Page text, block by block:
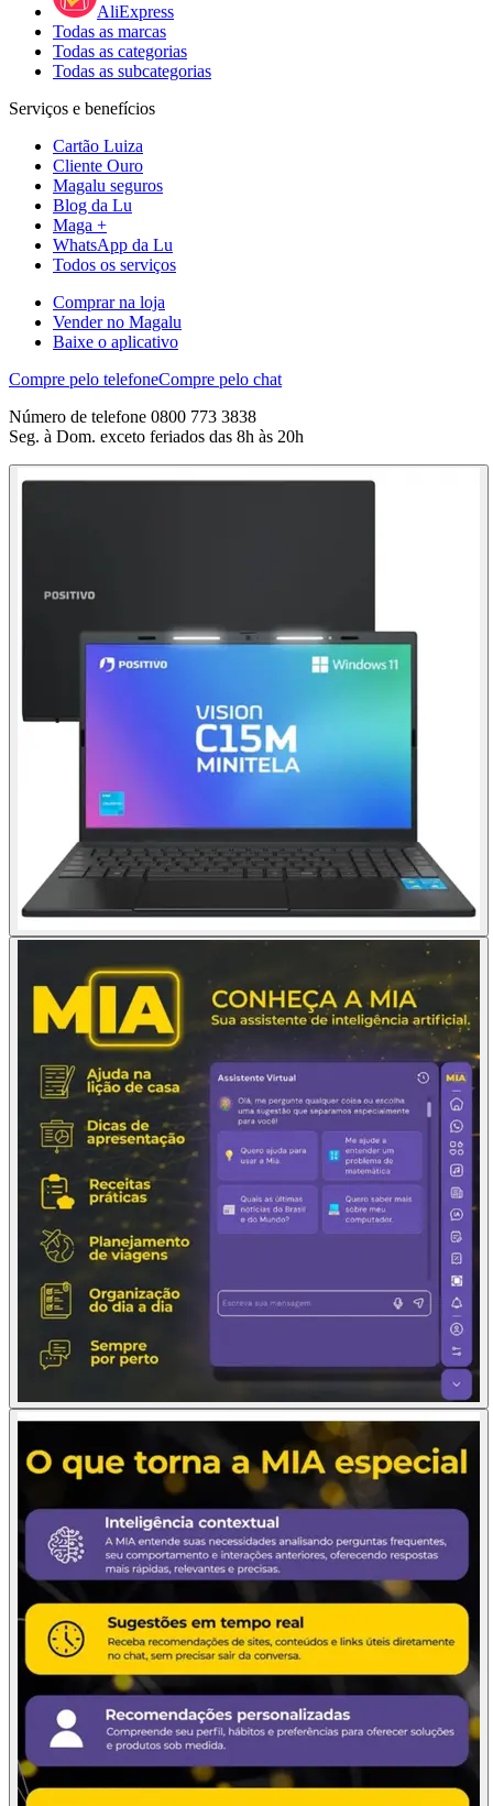
AliExpress
Todas as marcas
Todas as categorias
Todas as subcategorias
Serviços e benefícios
Cartão Luiza
Cliente Ouro
Magalu seguros
Blog da Lu
Maga +
WhatsApp da Lu
Todos os serviços
Comprar na loja
Vender no Magalu
Baixe o aplicativo
Compre pelo telefoneCompre pelo chat
Número de telefone 0800 773 3838
Seg. à Dom. exceto feriados das 8h às 20h